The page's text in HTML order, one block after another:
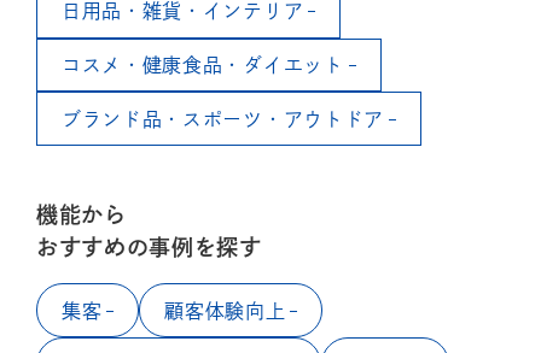
日用品・雑貨・インテリア
コスメ・健康食品・ダイエット
ブランド品・スポーツ・アウトドア
機能から
おすすめの事例を探す
集客 顧客体験向上